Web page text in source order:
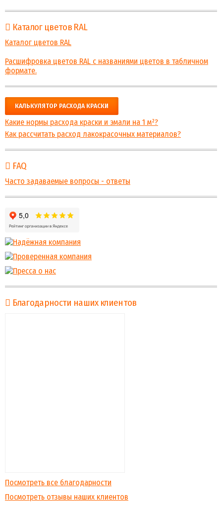
Каталог цветов RAL
Каталог цветов RAL
Расшифровка цветов RAL с названиями цветов в табличном
формате.
КАЛЬКУЛЯТОР РАСХОДА КРАСКИ
Какие нормы расхода краски и эмали на 1 м²?
Как рассчитать расход лакокрасочных материалов?
FAQ
Часто задаваемые вопросы - ответы
Благодарности наших клиентов
Посмотреть все благодарности
Посмотреть отзывы наших клиентов